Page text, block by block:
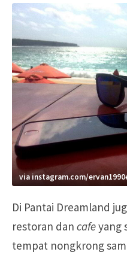
via instagram.com/
Di Pantai Dreamland
restoran dan cafeyang
tempat nongkrong